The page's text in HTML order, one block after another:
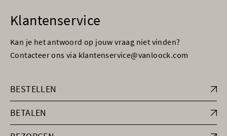
Klantenservice
Kan je het antwoord op jouw vraag niet vinden?
Contacteer ons via klantenservice@vanloock.com
BESTELLEN
BETALEN